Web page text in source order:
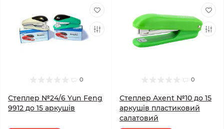
0
Степлер №24/6 Yun Feng
9912 до 15 аркушів
0
Степлер Axent №10 до 15
аркушів пластиковий
салатовий